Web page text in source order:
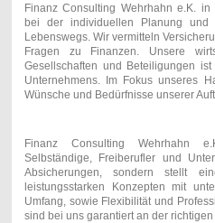
Finanz Consulting Wehrhahn e.K.
bei der individuellen Planung und
Lebenswegs. Wir vermitteln
Fragen zu Finanzen. Unsere
Gesellschaften und Beteiligungen
Unternehmens. Im Fokus unseres
Wünsche und Bedürfnisse unserer
Finanz Consulting Wehrhahn
Selbständige, Freiberufler und
Absicherungen, sondern stellt
leistungsstarken Konzepten mit
Umfang, sowie Flexibilität und
sind bei uns garantiert an der richtigen